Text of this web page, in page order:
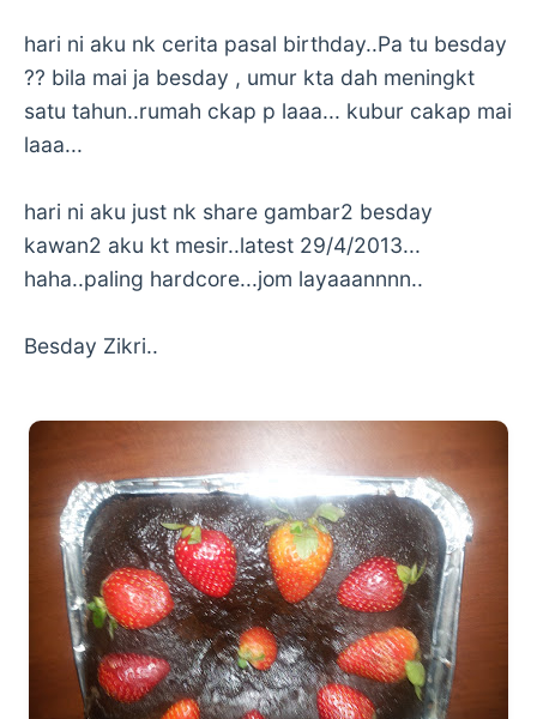
hari ni aku nk cerita pasal birthday..Pa tu besday
?? bila mai ja besday , umur kta dah meningkt
satu tahun..rumah ckap p laaa... kubur cakap mai
laaa...
hari ni aku just nk share gambar2 besday
kawan2 aku kt mesir..latest 29/4/2013...
haha..paling hardcore...jom layaaannnn..
Besday Zikri..